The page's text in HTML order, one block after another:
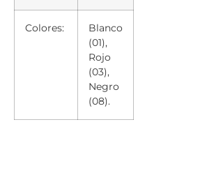
Colores:
Blanco
(01),
Rojo
(03),
Negro
(08).